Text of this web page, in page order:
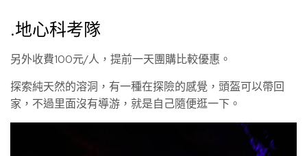
.地心科考隊
另外收費100元/人，提前一天團購比較優惠。
探索純天然的溶洞，有一種在探險的感覺，頭盔可以帶回
家，不過里面沒有導游，就是自己隨便逛一下。